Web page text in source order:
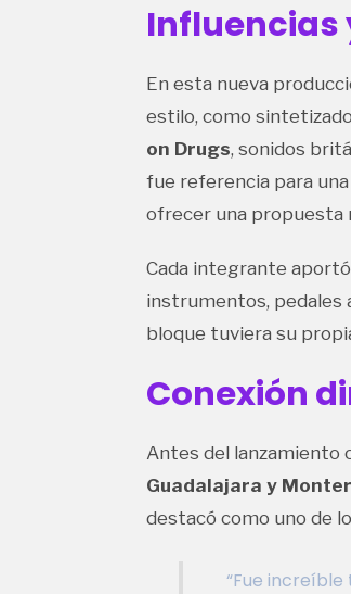
Influencias
En esta nueva
estilo, como
on Drugs, sonidos
fue referencia para
ofrecer una propuesta
Cada integrante
instrumentos, pedales
bloque tuviera su
Conexión
Antes del lanzamiento
Guadalajara y
destacó como uno de
“Fue